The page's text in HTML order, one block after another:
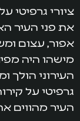
ציורי גרפיטי
את פני העיר
אפור, עצום
מישהו היה
העירוני הולך
גרפיטי על
העיר מהווים